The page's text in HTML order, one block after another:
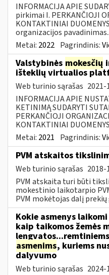
INFORMACIJA APIE
pirkimai I. PERKANČIOJI
KONTAKTINIAI
organizacijos
Metai: 2022 Pagrindinis:
Valstybinės mokesčių
išteklių virtualios
Web turinio sąrašas 2021-
INFORMACIJA APIE
KETINIMĄ SUDARYTI
PERKANČIOJI
KONTAKTINIAI
Metai: 2021 Pagrindinis:
PVM atskaitos
Web turinio sąrašas 2018-
PVM atskaita turi būti
mokestinio laikotarpio
PVM mokėtojas dalį prekių
Kokie asmenys
kaip taikomos žemės
asmenims, kuriems
dalyvumo
Web turinio sąrašas 2024-